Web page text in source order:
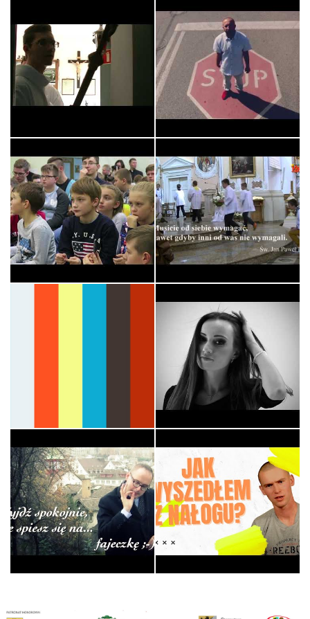
Króluj nam Chryste -
Służba Liturg…
STOP! Czy to co robisz
naprawdę ma…
XI PIELGRZYMKA Służby
Liturgicznej…
Ewangelizacyjne
Króluj Nam Chryste -
Ministranci
HERES / WYRWANI Z
NIEWOLI - DIABEL…
Eucharystia według ks.
Jana - Kato…
Liturgia
Tożsamosc - Piotr
Świadectwa